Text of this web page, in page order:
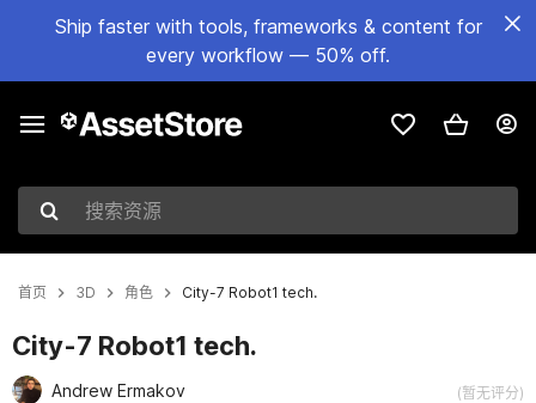
Ship faster with tools, frameworks & content for
every workflow — 50% off.
搜索资源
首页 3D 角色 City-7 Robot1 tech.
City-7 Robot1 tech.
Andrew Ermakov (暂无评分)